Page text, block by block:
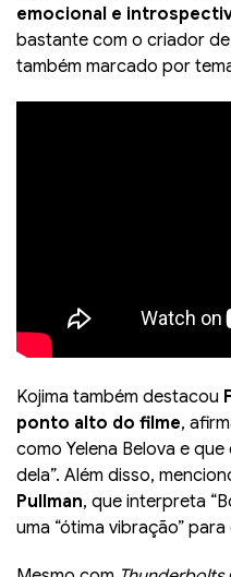
emocional e
bastante com o criador de
também marcado por
Kojima também destacou
ponto alto do filme,
como Yelena Belova e
dela”. Além disso,
Pullman, que interpreta
uma “ótima vibração”